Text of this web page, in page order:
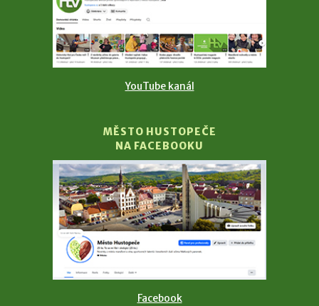
YouTube kanál
MĚSTO HUSTOPEČE
NA FACEBOOKU
Facebook